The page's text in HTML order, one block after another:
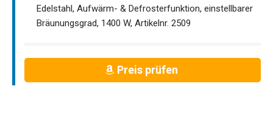
Edelstahl, Aufwärm- & Defrosterfunktion, einstellbarer
Bräunungsgrad, 1400 W, Artikelnr. 2509
Preis prüfen